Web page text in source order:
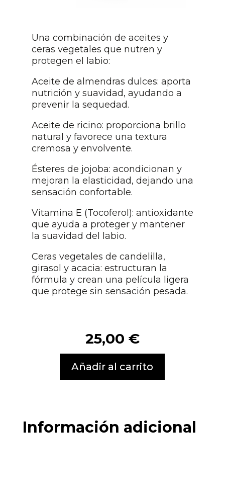
Una combinación de aceites y
ceras vegetales que nutren y
protegen el labio:
Aceite de almendras dulces: aporta
nutrición y suavidad, ayudando a
prevenir la sequedad.
Aceite de ricino: proporciona brillo
natural y favorece una textura
cremosa y envolvente.
Ésteres de jojoba: acondicionan y
mejoran la elasticidad, dejando una
sensación confortable.
Vitamina E (Tocoferol): antioxidante
que ayuda a proteger y mantener
la suavidad del labio.
Ceras vegetales de candelilla,
girasol y acacia: estructuran la
fórmula y crean una película ligera
que protege sin sensación pesada.
25,00 €
Añadir al carrito
Información adicional